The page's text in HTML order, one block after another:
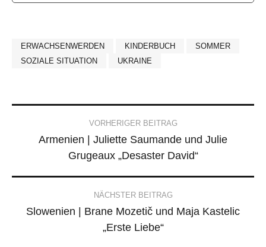
ERWACHSENWERDEN KINDERBUCH
SOMMER
SOZIALE SITUATION
UKRAINE
navigation
VORHERIGER BEITRAG
Armenien | Juliette Saumande und Julie
Grugeaux „Desaster David“
NÄCHSTER BEITRAG
Slowenien | Brane Mozetič und Maja Kastelic
„Erste Liebe“